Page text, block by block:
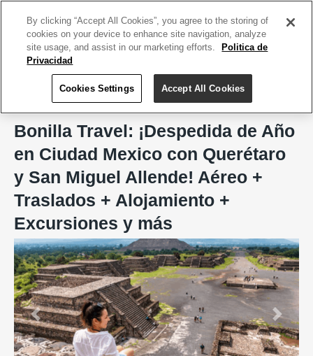
Bonilla Travel
Bonilla Travel: ¡Despedida de Año
en Ciudad Mexico con Querétaro
y San Miguel Allende! Aéreo +
Traslados + Alojamiento +
Excursiones y más
Previous Next
By clicking “Accept All Cookies”, you agree to the storing of
cookies on your device to enhance site navigation, analyze
site usage, and assist in our marketing efforts.
Politica de
Privacidad
Cookies Settings Accept All Cookies